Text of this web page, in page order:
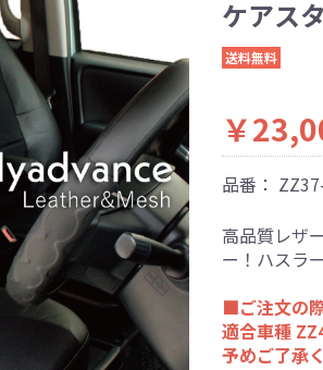
ケアス
送料無料
￥
品番：
高品質レザ
ー！ハスラ
■ご注文の
適合車種
予めご了承